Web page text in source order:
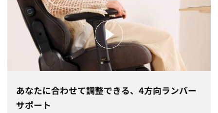
あなたに合わせて調整できる、4方向ランバー
サポート